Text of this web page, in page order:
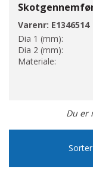
Varenr: E1346514
Dia 1 (mm):
Dia 2 (mm):
Materiale:
Du er